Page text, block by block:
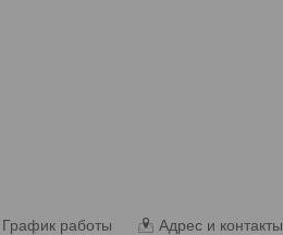
График работы Адрес и контакты